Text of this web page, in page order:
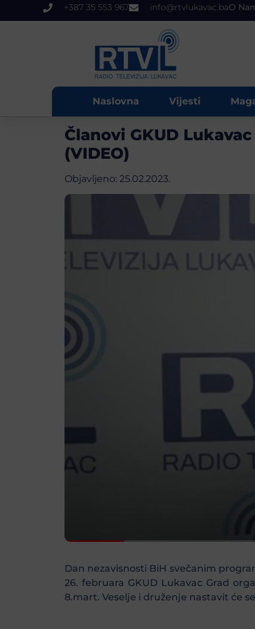
+387 35 553 967 info@rtvlukavac.baO
Naslovna Vijesti
Članovi GKUD
(VIDEO)
Objavljeno: 25.02.2023.
Dan nezavisnosti BiH svečanim
26. februara GKUD Lukavac Grad
8.mart. Veselje i druženje nastavit će